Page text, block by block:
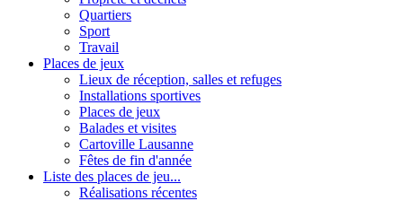
Quartiers
Sport
Travail
Places de jeux
Lieux de réception, salles et refuges
Installations sportives
Places de jeux
Balades et visites
Cartoville Lausanne
Fêtes de fin d'année
Liste des places de jeu...
Réalisations récentes